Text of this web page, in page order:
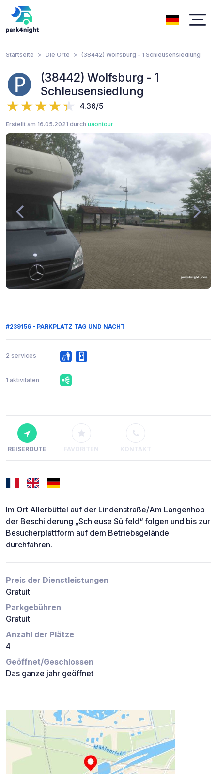
Startseite Die Orte (38442) Wolfsburg - 1 Schleusensiedlung
(38442) Wolfsburg - 1
Schleusensiedlung
4.36/5
Erstellt am 16.05.2021 durch uaontour
#239156 - PARKPLATZ TAG UND NACHT
2 services
1 aktivitäten
REISEROUTE FAVORITEN KONTAKT
Im Ort Allerbüttel auf der Lindenstraße/Am Langenhop
der Beschilderung „Schleuse Sülfeld“ folgen und bis zur
Besucherplattform auf dem Betriebsgelände
durchfahren.
Preis der Dienstleistungen
Gratuit
Parkgebühren
Gratuit
Anzahl der Plätze
4
Geöffnet/Geschlossen
Das ganze jahr geöffnet